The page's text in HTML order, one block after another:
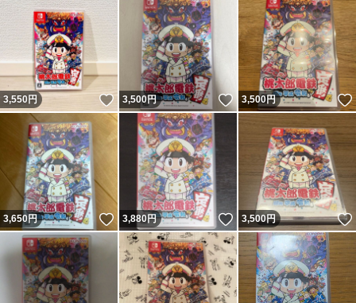
3,550円 いいね！
3,500円 いいね！
3,500円
3,650円 いいね！
3,880円 いいね！
3,500円